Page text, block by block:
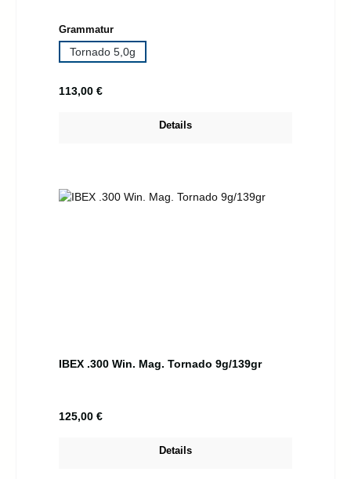
Grammaturauswählen
Tornado 5,0g
Regulärer Preis:
113,00 €
Details
IBEX .300 Win. Mag. Tornado 9g/139gr
Regulärer Preis:
125,00 €
Details